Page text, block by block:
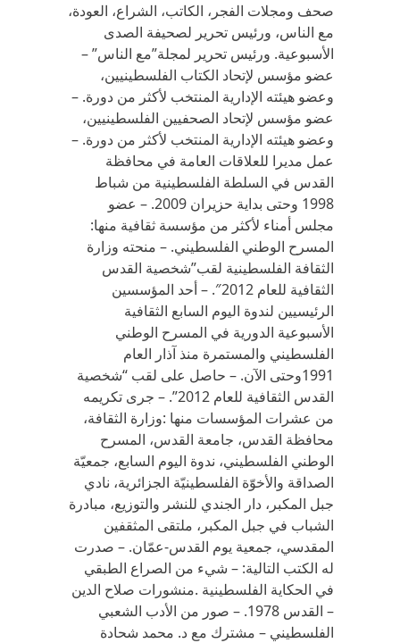
صحف ومجلات الفجر، الكاتب، الشراع، العودة،
مع الناس، ورئيس تحرير لصحيفة الصدى
الأسبوعية. ورئيس تحرير لمجلة”مع الناس” –
عضو مؤسس لإتحاد الكتاب الفلسطينيين،
وعضو هيئته الإدارية المنتخب لأكثر من دورة. –
عضو مؤسس لإتحاد الصحفيين الفلسطينيين،
وعضو هيئته الإدارية المنتخب لأكثر من دورة. –
عمل مديرا للعلاقات العامة في محافظة
القدس في السلطة الفلسطينية من شباط
1998 وحتى بداية حزيران 2009. – عضو
مجلس أمناء لأكثر من مؤسسة ثقافية منها:
المسرح الوطني الفلسطيني. – منحته وزارة
الثقافة الفلسطينية لقب”شخصية القدس
الثقافية للعام 2012″. – أحد المؤسسين
الرئيسيين لندوة اليوم السابع الثقافية
الأسبوعية الدورية في المسرح الوطني
الفلسطيني والمستمرة منذ آذار العام
1991وحتى الآن. – حاصل على لقب “شخصية
القدس الثقافية للعام 2012”. – جرى تكريمه
من عشرات المؤسسات منها :وزارة الثقافة،
محافظة القدس، جامعة القدس، المسرح
الوطني الفلسطيني، ندوة اليوم السابع، جمعيّة
الصداقة والأخوّة الفلسطينيّة الجزائرية، نادي
جبل المكبر، دار الجندي للنشر والتوزيع، مبادرة
الشباب في جبل المكبر، ملتقى المثقفين
المقدسي، جمعية يوم القدس-عمّان. – صدرت
له الكتب التالية: – شيء من الصراع الطبقي
في الحكاية الفلسطينية .منشورات صلاح الدين
– القدس 1978. – صور من الأدب الشعبي
الفلسطيني – مشترك مع د. محمد شحادة